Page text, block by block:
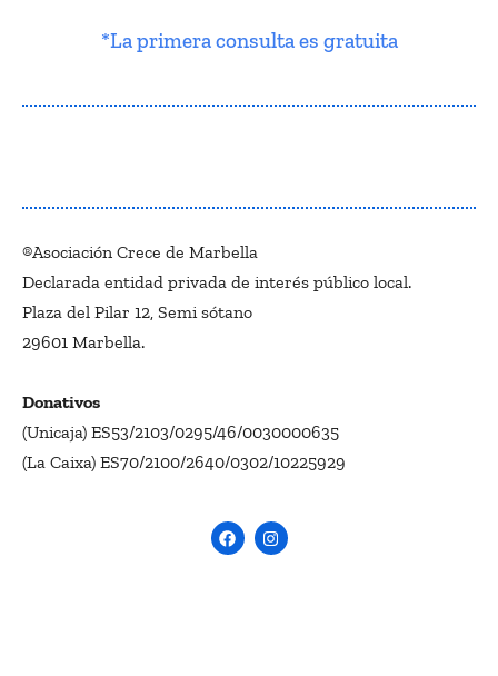
*La primera consulta es gratuita
®Asociación Crece de Marbella
Declarada entidad privada de interés público local.
Plaza del Pilar 12, Semi sótano
29601 Marbella.
Donativos
(Unicaja) ES53/2103/0295/46/0030000635
(La Caixa) ES70/2100/2640/0302/10225929